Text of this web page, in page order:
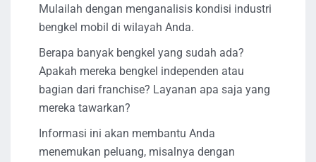
Mulailah dengan menganalisis kondisi industri
bengkel mobil di wilayah Anda.
Berapa banyak bengkel yang sudah ada?
Apakah mereka bengkel independen atau
bagian dari franchise? Layanan apa saja yang
mereka tawarkan?
Informasi ini akan membantu Anda
menemukan peluang, misalnya dengan